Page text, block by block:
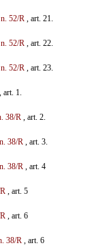
52/R, art. 21.
52/R, art. 22.
52/R, art. 23.
1.
38/R, art. 2.
38/R, art. 3.
38/R, art. 4
, art. 5
, art. 6
38/R, art. 6